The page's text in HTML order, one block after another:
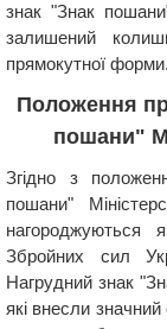
знак "Знак
залишений
прямокутної форми.
Положення
пошани"
Згідно з
пошани"
нагороджуються
Збройних сил
Нагрудний знак
які внесли